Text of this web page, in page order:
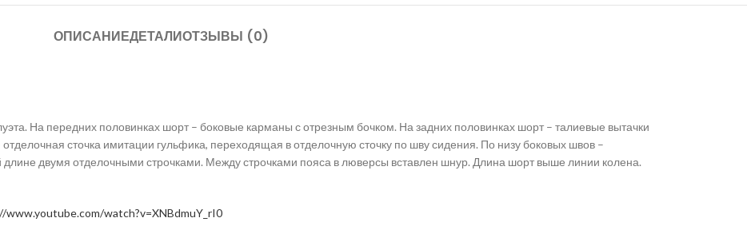
ОПИСАНИЕДЕТАЛИОТЗЫВЫ (0)
На передних половинках шорт – боковые карманы с отрезным бочком. На задних половинках шорт – талиевые вытачки
сточка имитации гульфика, переходящая в отделочную сточку по шву сидения. По низу боковых швов –
двумя отделочными строчками. Между строчками пояса в люверсы вставлен шнур. Длина шорт выше линии колена.
watch?v=XNBdmuY_rI0